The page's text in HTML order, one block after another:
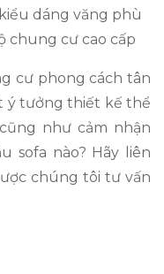
dáng văng phù
chung cư cao cấp
cư phong cách tân
ý tưởng thiết kế thể
như cảm nhận
sofa nào? Hãy liên
chúng tôi tư vấn